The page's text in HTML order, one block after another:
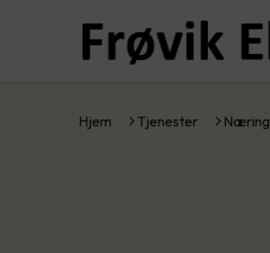
Hjem Tjenester Næring